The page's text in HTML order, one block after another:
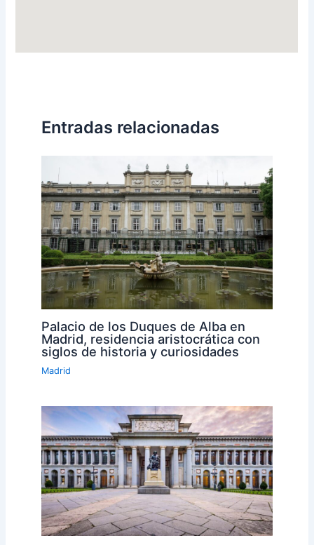
Entradas relacionadas
Palacio de los Duques de Alba en
Madrid, residencia aristocrática con
siglos de historia y curiosidades
Madrid